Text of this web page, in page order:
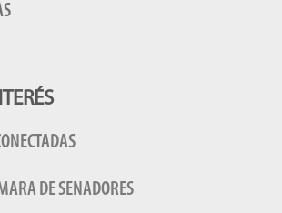
DE SENADORES